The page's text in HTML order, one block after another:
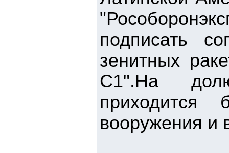
подписать
зенитных
С1".На долю
приходится
вооружения и